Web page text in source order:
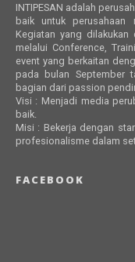
INTIPESAN adalah
baik untuk perusahaan
Kegiatan yang
melalui Conference,
event yang berkaitan
pada bulan September
bagian dari passion
Visi : Menjadi media
baik.
Misi : Bekerja dengan
profesionalisme dalam
FACEBOOK